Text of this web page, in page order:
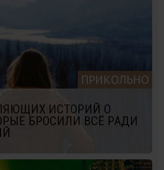
ПРИКОЛЬНО
ИСТОРИЙ О
БРОСИЛИ ВСЁ РАДИ